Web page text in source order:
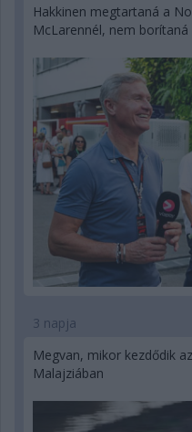
Hakkinen megtartaná a
McLarennél, nem
3 napja
Megvan, mikor kezdődik
Malajziában